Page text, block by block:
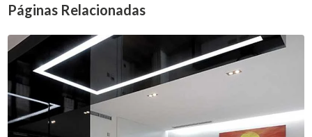
Páginas Relacionadas